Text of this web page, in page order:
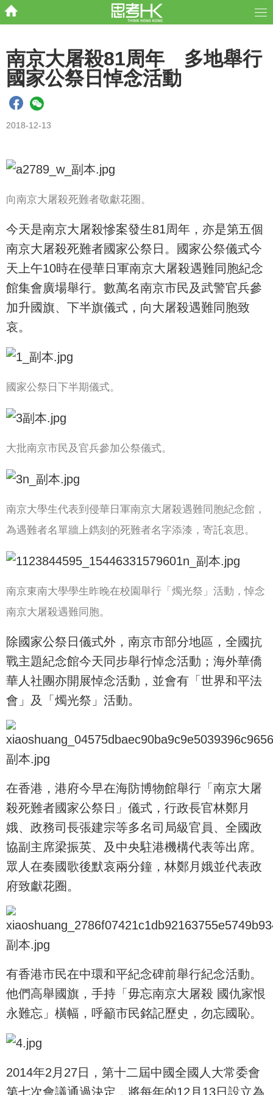
南京大屠殺81周年 多地舉行
國家公祭日悼念活動
2018-12-13
向南京大屠殺死難者敬獻花圈。
今天是南京大屠殺慘案發生81周年，亦是第五個
南京大屠殺死難者國家公祭日。國家公祭儀式今
天上午10時在侵華日軍南京大屠殺遇難同胞紀念
館集會廣場舉行。數萬名南京市民及武警官兵參
加升國旗、下半旗儀式，向大屠殺遇難同胞致
哀。
國家公祭日下半期儀式。
大批南京市民及官兵參加公祭儀式。
南京大學生代表到侵華日軍南京大屠殺遇難同胞紀念館，
為遇難者名單牆上鐫刻的死難者名字添漆，寄託哀思。
南京東南大學學生昨晚在校園舉行「燭光祭」活動，悼念
南京大屠殺遇難同胞。
除國家公祭日儀式外，南京市部分地區，全國抗
戰主題紀念館今天同步舉行悼念活動；海外華僑
華人社團亦開展悼念活動，並會有「世界和平法
會」及「燭光祭」活動。
在香港，港府今早在海防博物館舉行「南京大屠
殺死難者國家公祭日」儀式，行政長官林鄭月
娥、政務司長張建宗等多名司局級官員、全國政
協副主席梁振英、及中央駐港機構代表等出席。
眾人在奏國歌後默哀兩分鐘，林鄭月娥並代表政
府致獻花圈。
有香港市民在中環和平紀念碑前舉行紀念活動。
他們高舉國旗，手持「毋忘南京大屠殺 國仇家恨
永難忘」橫幅，呼籲市民銘記歷史，勿忘國恥。
2014年2月27日，第十二屆中國全國人大常委會
第七次會議通過決定，將每年的12月13日設立為